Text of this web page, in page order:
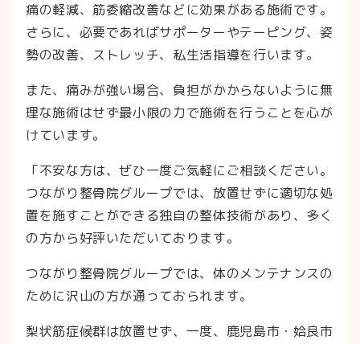
痛の軽減、筋委縮改善などに効果がある施術です。
さらに、必要であればサポーターやテーピング、姿
勢の改善、ストレッチ、私生活指導を行います。
また、痛みが強い場合、負担がかからないように無
理な施術はせず最小限の力で施術を行うことを心が
けています。
「不安な方は、ぜひ一度ご気軽にご相談ください。
つながり整骨院グループでは、放置せずに適切な処
置を施すことができる独自の整体技術があり、多く
の方から好評いただいております。
つながり整骨院グループでは、体のメンテナンスの
ために沢山の方が通っておられます。
梨状筋症候群は放置せず、一度、鹿児島市・姶良市